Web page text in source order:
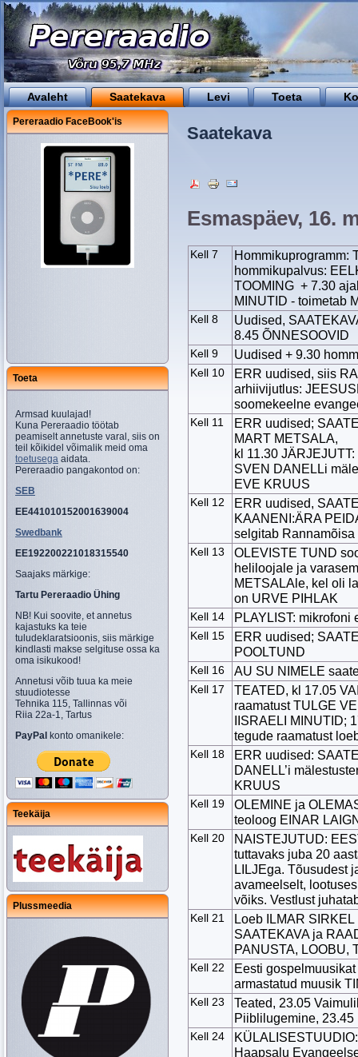
Avaleht Saatekava Levi Toeta
Pereraadio FaceBook'is
Toeta
Armsad kuulajad!
Kuna Pereraadio töötab
peamiselt annetuste varal, siis on
teil kõikidel võimalik meid oma
toetusega aidata.
Pereraadio pangakontod on:
SEB
EE441010152001639004
Swedbank
EE192200221018315540
Saajaks märkige:
Tartu Pereraadio Ühing
NB! Kui soovite, et annetus
kajastuks ka teie
tuludeklaratsioonis, siis märkige
kindlasti makse selgituse ossa ka
oma isikukood!
Annetusi võib tuua ka meie
stuudiotesse
Tehnika 115, Tallinnas või
Riia 22a-1, Tartus
PayPal konto omanikele:
Teekäija
Plussmeedia
Saatekava
Esmaspäev, 16.
Kell 7
Hommikuprogramm:
hommikupalvus:
TOOMING + 7.30
MINUTID - toimetab
Kell 8
Uudised,
8.45 ÕNNESOOVID
Kell 9 Uudised + 9.30
Kell 10
ERR uudised, siis
arhiivijutlus:
soomekeelne
Kell 11
ERR uudised;
MART METSALA,
kl 11.30
SVEN DANELLi
EVE KRUUS
Kell 12
ERR uudised,
KAANENI:ÄRA
selgitab
Kell 13
OLEVISTE TUND
heliloojale ja
METSALAle, kel oli
on URVE PIHLAK
Kell 14 PLAYLIST: mikrofoni
Kell 15
ERR uudised;
POOLTUND
Kell 16 AU SU NIMELE
Kell 17
TEATED, kl 17.05
raamatust TULGE
IISRAELI MINUTID;
tegude raamatust
Kell 18
ERR uudised:
DANELL’i
KRUUS
Kell 19
OLEMINE ja
teoloog EINAR
Kell 20
NAISTEJUTUD:
tuttavaks juba 20
LILJEga. Tõusudest
avameelselt,
võiks. Vestlust
Kell 21
Loeb ILMAR
SAATEKAVA ja
PANUSTA, LOOBU,
Kell 22
Eesti
armastatud muusik
Kell 23
Teated, 23.05
Piiblilugemine,
Kell 24
Haapsalu